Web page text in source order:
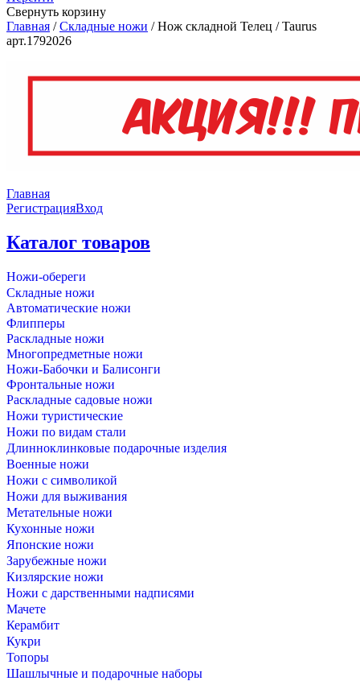
Свернуть корзину
Главная /Складные ножи /Нож складной Телец / Taurus
арт.1792026
Главная
РегистрацияВход
Каталог товаров
Ножи-обереги
Складные ножи
Автоматические ножи
Флипперы
Раскладные ножи
Многопредметные ножи
Ножи-Бабочки и Балисонги
Фронтальные ножи
Раскладные садовые ножи
Ножи туристические
Ножи по видам стали
Длинноклинковые подарочные изделия
Военные ножи
Ножи с символикой
Ножи для выживания
Метательные ножи
Кухонные ножи
Японские ножи
Зарубежные ножи
Кизлярские ножи
Ножи с дарственными надписями
Мачете
Керамбит
Кукри
Топоры
Шашлычные и подарочные наборы